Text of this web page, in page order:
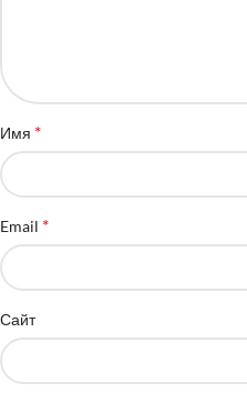
Имя *
Email *
Сайт